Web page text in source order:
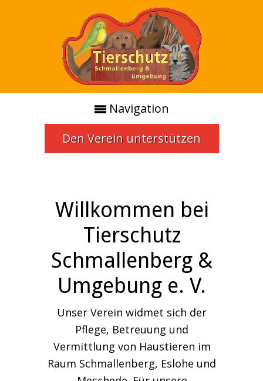
Navigation
Den Verein unterstützen
Willkommen bei
Tierschutz
Schmallenberg &
Umgebung e. V.
Unser Verein widmet sich der
Pflege, Betreuung und
Vermittlung von Haustieren im
Raum Schmallenberg, Eslohe und